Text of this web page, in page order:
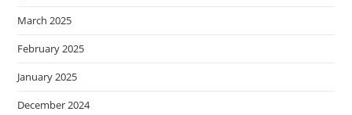
March 2025
February 2025
January 2025
December 2024